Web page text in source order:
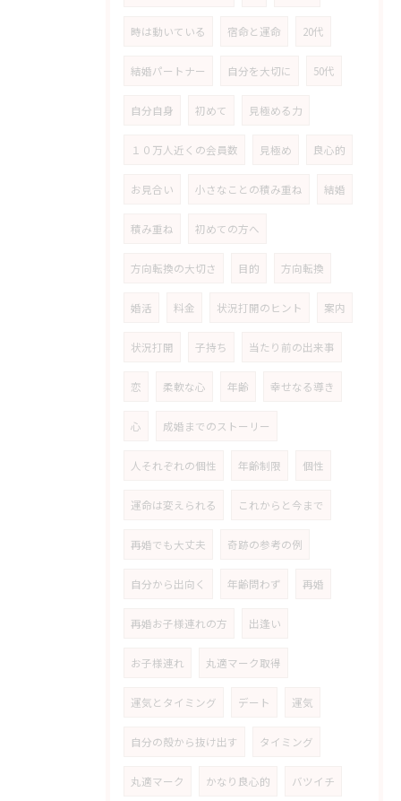
時は動いている 宿命と運命 20代
結婚パートナー 自分を大切に 50代
自分自身 初めて 見極める力
１０万人近くの会員数 見極め 良心的
お見合い 小さなことの積み重ね 結婚
積み重ね 初めての方へ
方向転換の大切さ 目的 方向転換
婚活 料金 状況打開のヒント 案内
状況打開 子持ち 当たり前の出来事
恋 柔軟な心 年齢 幸せなる導き
心 成婚までのストーリー
人それぞれの個性 年齢制限 個性
運命は変えられる これからと今まで
再婚でも大丈夫 奇跡の参考の例
自分から出向く 年齢問わず 再婚
再婚お子様連れの方 出逢い
お子様連れ 丸適マーク取得
運気とタイミング デート 運気
自分の殻から抜け出す タイミング
丸適マーク かなり良心的 バツイチ